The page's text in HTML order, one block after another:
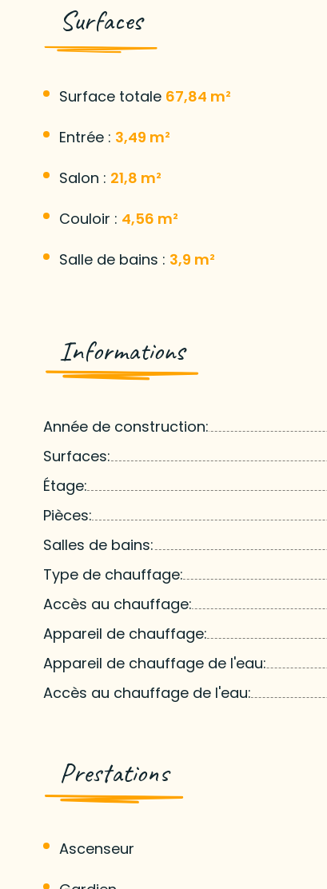
Surfaces
Surface totale 67,84 m²
Entrée : 3,49 m²
Salon : 21,8 m²
Couloir : 4,56 m²
Salle de bains : 3,9 m²
Informations
Année de construction:
Surfaces:
Étage:
Pièces:
Salles de bains:
Type de chauffage:
Accès au chauffage:
Appareil de chauffage:
Appareil de chauffage de l'eau:
Accès au chauffage de l'eau:
Prestations
Ascenseur